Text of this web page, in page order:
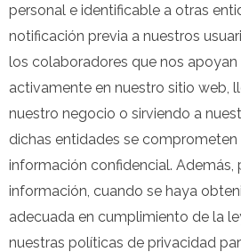
personal e identificable a otras
notificación previa a nuestros
los colaboradores que nos
activamente en nuestro sitio web,
nuestro negocio o sirviendo a
dichas entidades se comprometen
información confidencial.
información, cuando se haya
adecuada en cumplimiento de la
nuestras políticas de privacidad